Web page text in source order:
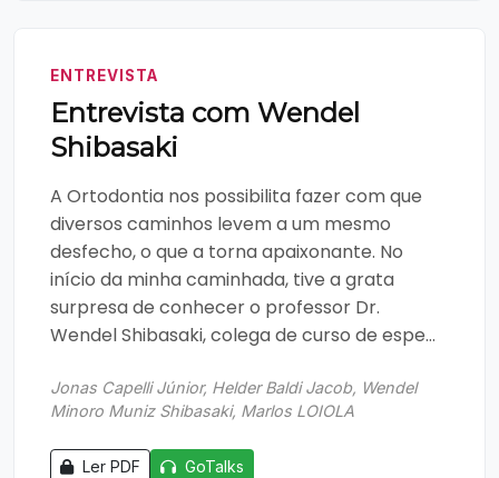
ENTREVISTA
Entrevista com Wendel
Shibasaki
A Ortodontia nos possibilita fazer com que
diversos caminhos levem a um mesmo
desfecho, o que a torna apaixonante. No
início da minha caminhada, tive a grata
surpresa de conhecer o professor Dr.
Wendel Shibasaki, colega de curso de espe...
Jonas Capelli Júnior, Helder Baldi Jacob, Wendel
Minoro Muniz Shibasaki, Marlos LOIOLA
Ler PDF GoTalks